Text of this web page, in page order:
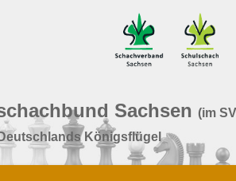
Sachsen (im
Königsflügel